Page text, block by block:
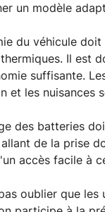
un modèle
du véhicule
Il est
suffisante.
et les nuisances
des batteries
de la prise
accès facile à
oublier que